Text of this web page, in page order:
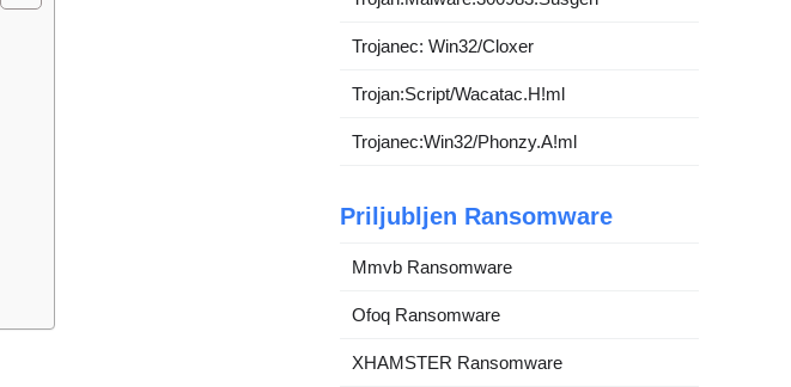
Trojanec: Win32/Cloxer
Trojan:Script/Wacatac.H!ml
Trojanec:Win32/Phonzy.A!ml
Priljubljen Ransomware
Mmvb Ransomware
Ofoq Ransomware
XHAMSTER Ransomware